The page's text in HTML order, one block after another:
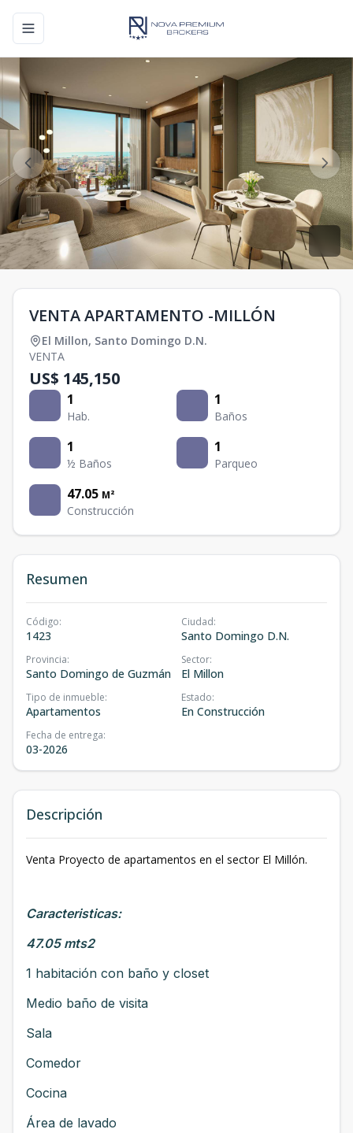
Toggle navigation menu
VENTA APARTAMENTO -MILLÓN
El Millon, Santo Domingo D.N.
VENTA
US$ 145,150
1
Hab.
1
Baños
1
½ Baños
1
Parqueo
47.05 M²
Construcción
Resumen
Código:
1423
Ciudad:
Santo Domingo D.N.
Provincia:
Santo Domingo de Guzmán
Sector:
El Millon
Tipo de inmueble:
Apartamentos
Estado:
En Construcción
Fecha de entrega:
03-2026
Descripción
Venta Proyecto de apartamentos en el sector El Millón.
Caracteristicas:
47.05 mts2
1 habitación con baño y closet
Medio baño de visita
Sala
Comedor
Cocina
Área de lavado